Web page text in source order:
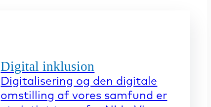
Digital inklusion
Digitalisering og den digitale
omstilling af vores samfund er